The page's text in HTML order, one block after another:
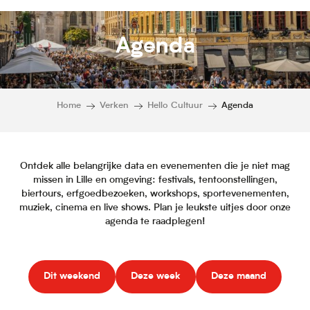
Agenda
Home Verken Hello Cultuur Agenda
Ontdek alle belangrijke data en evenementen die je niet mag
missen in Lille en omgeving: festivals, tentoonstellingen,
biertours, erfgoedbezoeken, workshops, sportevenementen,
muziek, cinema en live shows. Plan je leukste uitjes door onze
agenda te raadplegen!
Dit weekend Deze week Deze maand